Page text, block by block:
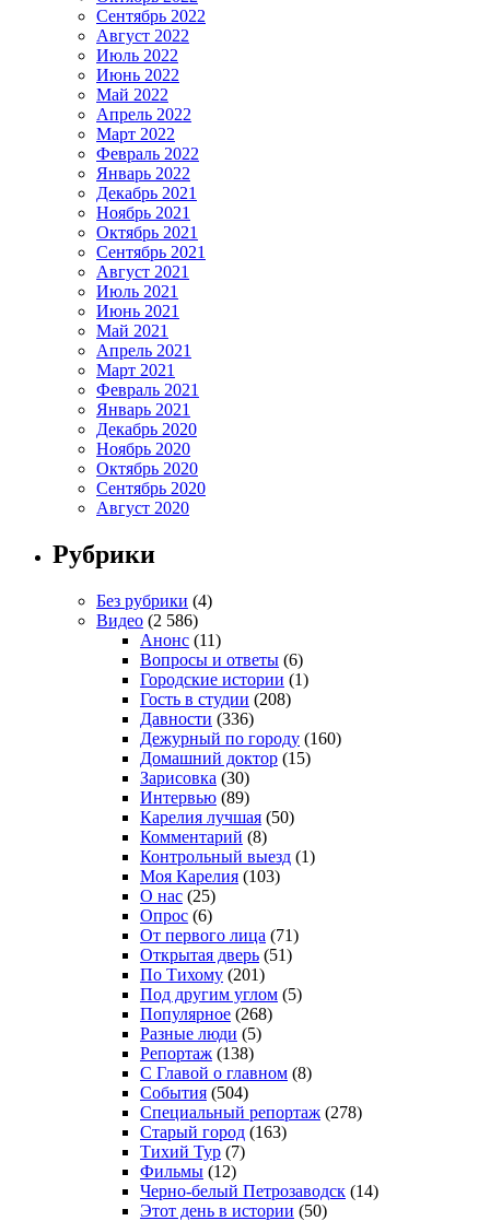
Сентябрь 2022
Август 2022
Июль 2022
Июнь 2022
Май 2022
Апрель 2022
Март 2022
Февраль 2022
Январь 2022
Декабрь 2021
Ноябрь 2021
Октябрь 2021
Сентябрь 2021
Август 2021
Июль 2021
Июнь 2021
Май 2021
Апрель 2021
Март 2021
Февраль 2021
Январь 2021
Декабрь 2020
Ноябрь 2020
Октябрь 2020
Сентябрь 2020
Август 2020
Рубрики
Без рубрики (4)
Видео (2 586)
Анонс (11)
Вопросы и ответы (6)
Городские истории (1)
Гость в студии (208)
Давности (336)
Дежурный по городу (160)
Домашний доктор (15)
Зарисовка (30)
Интервью (89)
Карелия лучшая (50)
Комментарий (8)
Контрольный выезд (1)
Моя Карелия (103)
О нас (25)
Опрос (6)
От первого лица (71)
Открытая дверь (51)
По Тихому (201)
Под другим углом (5)
Популярное (268)
Разные люди (5)
Репортаж (138)
С Главой о главном (8)
События (504)
Специальный репортаж (278)
Старый город (163)
Тихий Тур (7)
Фильмы (12)
Черно-белый Петрозаводск (14)
Этот день в истории (50)